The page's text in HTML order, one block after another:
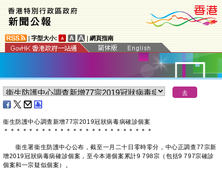
字型大小: 網頁指南
衞生防護中心調查新增77宗2019冠狀病毒病確診個案
＊ ＊ ＊ ＊ ＊ ＊ ＊ ＊ ＊ ＊ ＊ ＊ ＊ ＊ ＊ ＊ ＊ ＊ ＊ ＊ ＊ ＊ ＊ ＊
衞生署衞生防護中心公布，截至一月二十日零時零分，中心正調查77宗新
增2019冠狀病毒病確診個案，至今本港個案累計9 798宗（包括9 797宗確診
個案和一宗疑似個案）。